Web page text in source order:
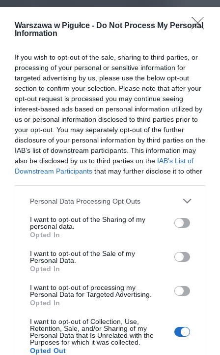
Warszawa w Pigułce - Do Not Process My Personal
Information
If you wish to opt-out of the sale, sharing to third parties, or
processing of your personal or sensitive information for
targeted advertising by us, please use the below opt-out
section to confirm your selection. Please note that after your
opt-out request is processed you may continue seeing
interest-based ads based on personal information utilized by
us or personal information disclosed to third parties prior to
your opt-out. You may separately opt-out of the further
disclosure of your personal information by third parties on the
IAB’s list of downstream participants. This information may
also be disclosed by us to third parties on the IAB’s List of
Downstream Participants that may further disclose it to other
Personal Data Processing Opt Outs
I want to opt-out of the Sharing of my
personal data.
Opted In
I want to opt-out of the Sale of my
Personal Data.
Opted In
I want to opt-out of processing my
Personal Data for Targeted Advertising.
Opted In
I want to opt-out of Collection, Use,
Retention, Sale, and/or Sharing of my
Personal Data that Is Unrelated with the
Purposes for which it was collected.
Opted Out